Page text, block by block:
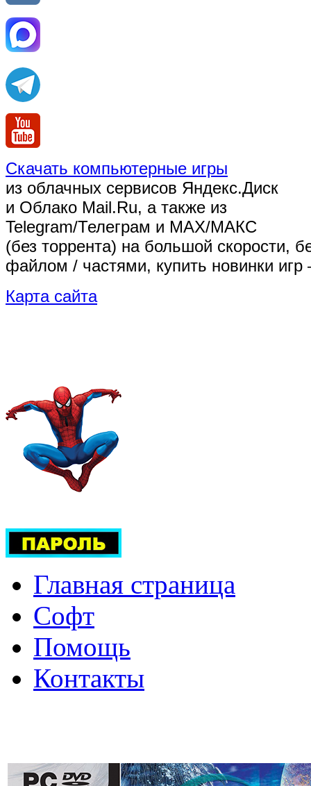
Скачать компьютерные игры
из облачных сервисов Яндекс.Диск
и Облако Mail.Ru, а также из
Telegram/Телеграм и MAX/МАКС
(без торрента) на большой скорости,
файлом / частями, купить новинки
Карта сайта
Главная страница
Софт
Помощь
Контакты